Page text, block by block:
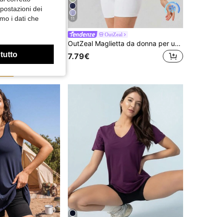
0.25€
In My Nature Maglietta casual da donna a maniche lunghe con collo a giro, tinta unita, adatta per attività all'aperto, maglietta semplice da hiking, vestibilità aderente
11
OutZeal
OutZeal Maglietta da donna per uso esterno, tinta unita, adatta per palestra, yoga, allenamento, con protezione UV, tessuto fresco al tatto, con pieghe incrociate, maniche corte, adatta per l estate e la primavera
7.79€
dei
i dati che